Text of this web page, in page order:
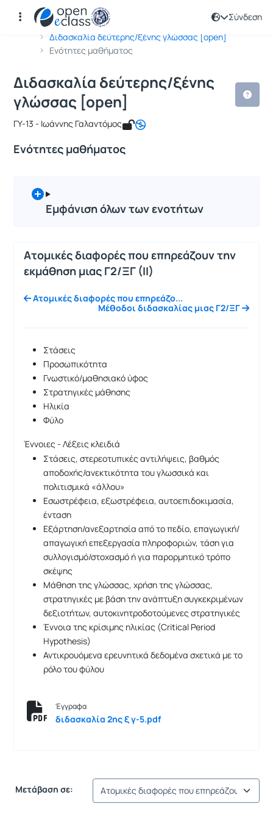
Σύνδεση
Αρχική Σελίδα
Διδασκαλία δεύτερης/ξένης γλώσσας [open]
Ενότητες μαθήματος
Μάθημα : Διδασκαλία δεύτερης/
Κωδικός : TMS151
Διδασκαλία δεύτερης/ξένης
γλώσσας [open]
ΓΥ-13 - Ιωάννης Γαλαντόμος
Ενότητες μαθήματος
Εμφάνιση όλων των ενοτήτων
Ατομικές διαφορές που επηρεάζουν την
εκμάθηση μιας Γ2/ΞΓ (ΙΙ)
Ατομικές διαφορές που επηρεάζο...
Μέθοδοι διδασκαλίας μιας Γ2/ΞΓ
Στάσεις
Προσωπικότητα
Γνωστικό/μαθησιακό ύφος
Στρατηγικές μάθησης
Ηλικία
Φύλο
Έννοιες - Λέξεις κλειδιά
Στάσεις, στερεοτυπικές αντιλήψεις, βαθμός
αποδοχής/ανεκτικότητα του γλωσσικά και
πολιτισμικά «άλλου»
Εσωστρέφεια, εξωστρέφεια, αυτοεπιδοκιμασία,
ένταση
Εξάρτηση/ανεξαρτησία από το πεδίο, επαγωγική/
απαγωγική επεξεργασία πληροφοριών, τάση για
συλλογισμό/στοχασμό ή για παρορμητικό τρόπο
σκέψης
Μάθηση της γλώσσας, χρήση της γλώσσας,
στρατηγικές με βάση την ανάπτυξη συγκεκριμένων
δεξιοτήτων, αυτοκινητροδοτούμενες στρατηγικές
Έννοια της κρίσιμης ηλικίας (Critical Period
Hypothesis)
Αντικρουόμενα ερευνητικά δεδομένα σχετικά με το
ρόλο του φύλου
Έγγραφα
διδασκαλία 2ης ξ γ-5.pdf
Μετάβαση σε: